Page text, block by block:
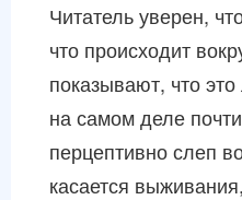
Читатель уверен,
что происходит
показывают, что
на самом деле
перцептивно слеп
касается